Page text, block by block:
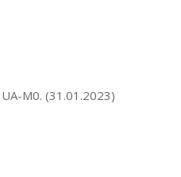
M0. (31.01.2023)